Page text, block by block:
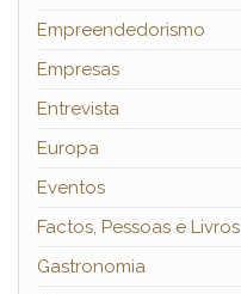
Empreendedorismo
Empresas
Entrevista
Europa
Eventos
Factos, Pessoas e Livros
Gastronomia